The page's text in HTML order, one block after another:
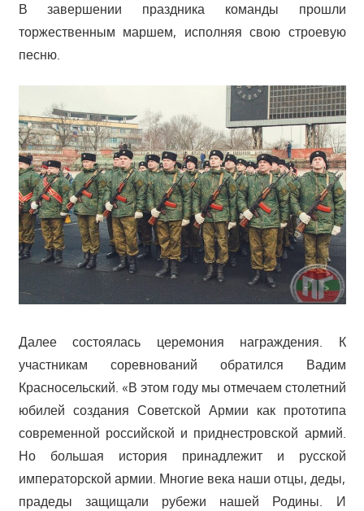
В завершении праздника команды прошли
торжественным маршем, исполняя свою строевую
песню.
Далее состоялась церемония награждения. К
участникам соревнований обратился Вадим
Красносельский. «В этом году мы отмечаем столетний
юбилей создания Советской Армии как прототипа
современной российской и приднестровской армий.
Но большая история принадлежит и русской
императорской армии. Многие века наши отцы, деды,
прадеды защищали рубежи нашей Родины. И